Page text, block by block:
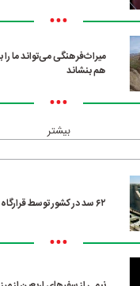
•••
میراث‌فرهنگی می‌تواند ما را
هم بنشاند
•••
بیشتر
۶۲ سد در کشور توسط قرارگاه خاتم احداث شده است
•••